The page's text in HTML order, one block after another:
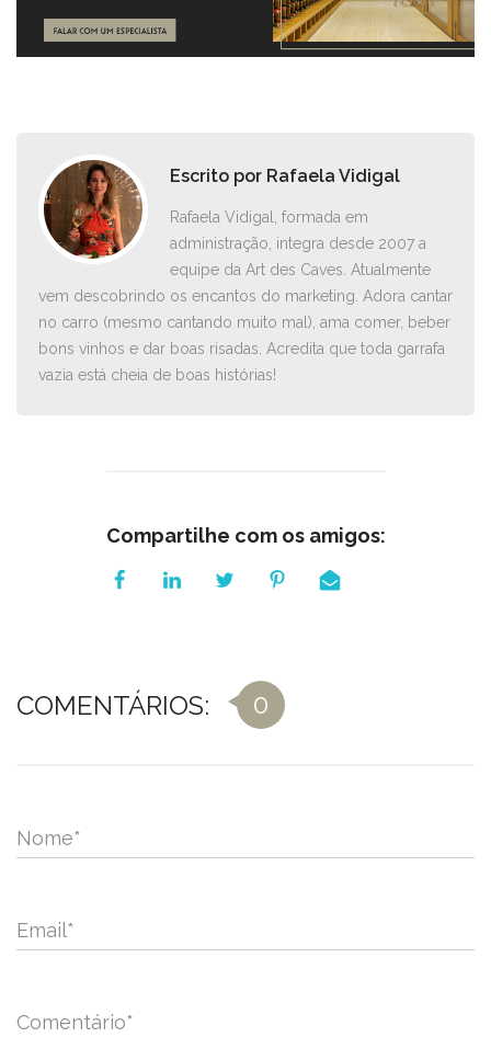
Escrito por Rafaela Vidigal
Rafaela Vidigal, formada em
administração, integra desde 2007 a
equipe da Art des Caves. Atualmente
vem descobrindo os encantos do marketing. Adora cantar
no carro ­(mesmo cantando muito mal), ama comer, beber
bons vinhos e dar boas risadas. Acredita que toda garrafa
vazia está cheia de boas histórias!
Compartilhe com os amigos:
COMENTÁRIOS: 0
Nome*
Email*
Comentário*